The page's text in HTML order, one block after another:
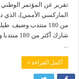
تقرير عن المؤتمر الوطني
شارك
...
أكمل القراءة »